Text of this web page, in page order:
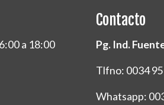
a 18:00
Contacto
Pg. Ind.
Tlfno: 0034
Whatsapp: